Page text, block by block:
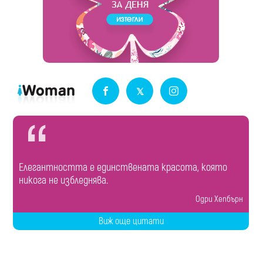
Елегантността е единствената красота, която
никога не избледнява.
Одри Хепбърн
Виж още цитати